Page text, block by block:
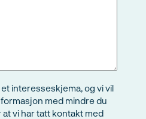
interesseskjema, og vi vil
med mindre du
vi har tatt kontakt med